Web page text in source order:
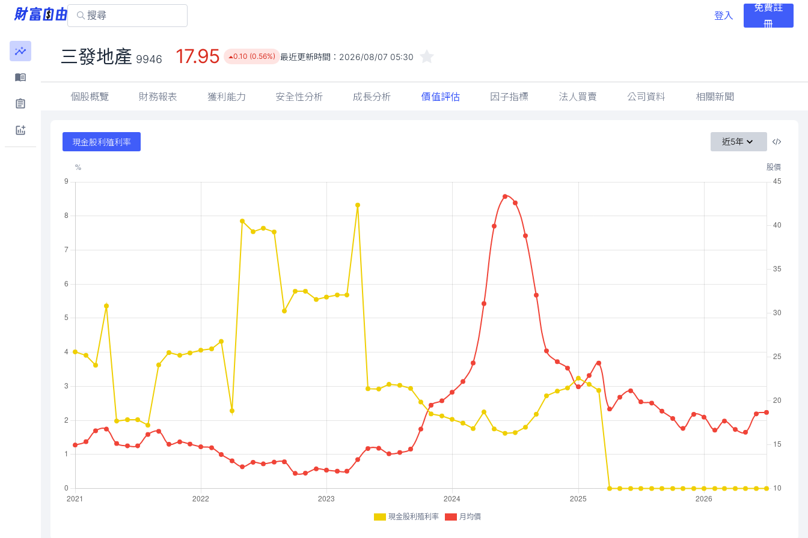
登入
免費註
冊
三發地產 9946 17.95 0.10 (0.56%) 最近更新時間： 2026/08/07 05:30
個股概覽 財務報表 獲利能力 安全性分析 成長分析 價值評估 因子指標 法人買賣 公司資料 相關新聞
現金股利殖利率 近5年
現金股利殖利率 月均價